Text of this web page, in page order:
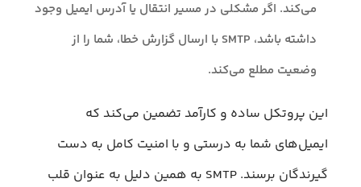
می‌کند. اگر مشکلی در مسیر انتقال یا آدرس ایمیل وجود
داشته باشد، SMTP با ارسال گزارش خطا، شما را از
وضعیت مطلع می‌کند.
این پروتکل ساده و کارآمد تضمین می‌کند که
ایمیل‌های شما به درستی و با امنیت کامل به دست
گیرندگان برسند. SMTP به همین دلیل به عنوان قلب